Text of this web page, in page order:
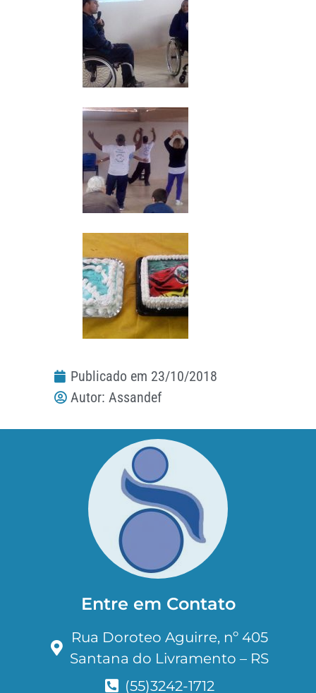
Publicado em 23/10/2018
Autor: Assandef
Entre em Contato
Rua Doroteo Aguirre, nº 405
Santana do Livramento – RS
(55)3242-1712